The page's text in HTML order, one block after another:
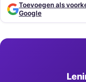
Toevoegen als
Google